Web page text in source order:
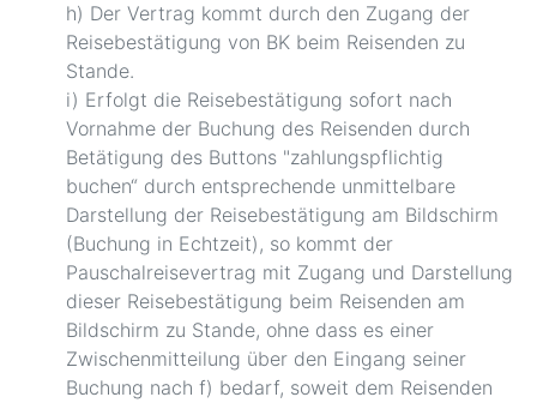
h) Der Vertrag kommt durch den Zugang der
Reisebestätigung von BK beim Reisenden zu
Stande.
i) Erfolgt die Reisebestätigung sofort nach
Vornahme der Buchung des Reisenden durch
Betätigung des Buttons "zahlungspflichtig
buchen“ durch entsprechende unmittelbare
Darstellung der Reisebestätigung am Bildschirm
(Buchung in Echtzeit), so kommt der
Pauschalreisevertrag mit Zugang und Darstellung
dieser Reisebestätigung beim Reisenden am
Bildschirm zu Stande, ohne dass es einer
Zwischenmitteilung über den Eingang seiner
Buchung nach f) bedarf, soweit dem Reisenden